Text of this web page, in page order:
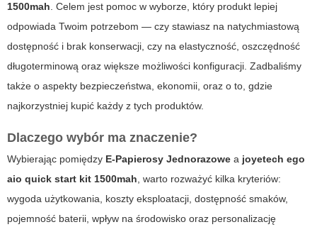
1500mah. Celem jest pomoc w wyborze, który produkt lepiej
odpowiada Twoim potrzebom — czy stawiasz na natychmiastową
dostępność i brak konserwacji, czy na elastyczność, oszczędność
długoterminową oraz większe możliwości konfiguracji. Zadbaliśmy
także o aspekty bezpieczeństwa, ekonomii, oraz o to, gdzie
najkorzystniej kupić każdy z tych produktów.
Dlaczego wybór ma znaczenie?
Wybierając pomiędzy E-Papierosy Jednorazowe a joyetech ego
aio quick start kit 1500mah, warto rozważyć kilka kryteriów:
wygoda użytkowania, koszty eksploatacji, dostępność smaków,
pojemność baterii, wpływ na środowisko oraz personalizację